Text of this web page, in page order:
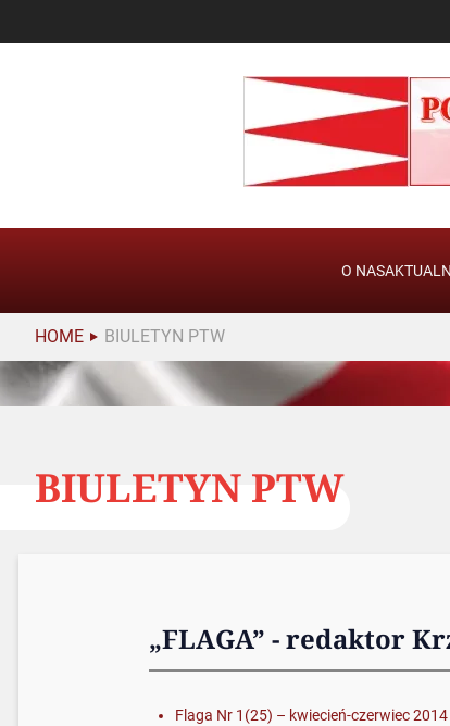
O NAS
HOME BIULETYN PTW
BIULETYN PTW
„FLAGA” - redaktor
Flaga Nr 1(25) – kwiecień-czerwiec 2014